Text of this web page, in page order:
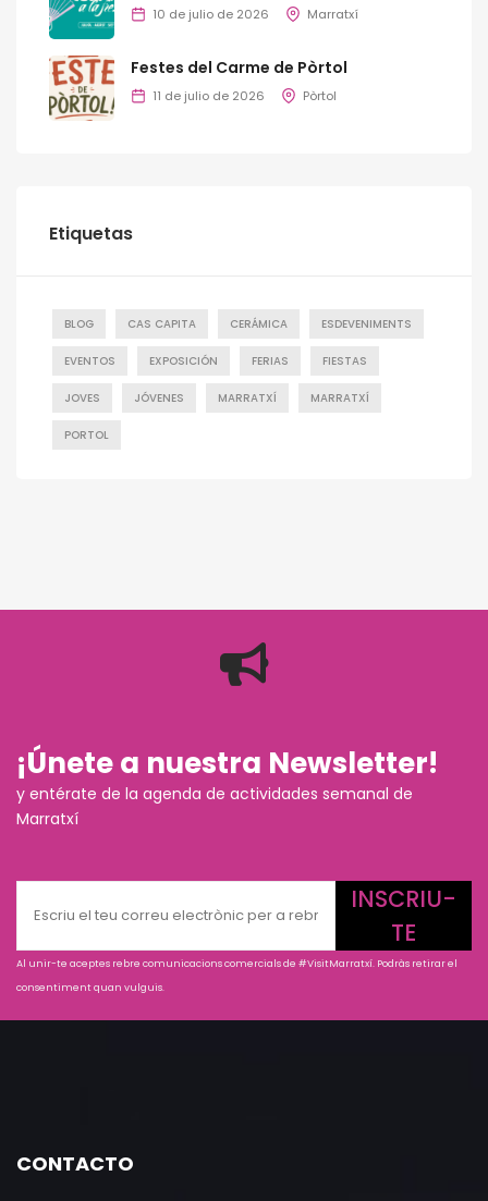
10 de julio de 2026 Marratxí
Festes del Carme de Pòrtol
11 de julio de 2026 Pòrtol
Etiquetas
BLOG CAS CAPITA CERÁMICA ESDEVENIMENTS
EVENTOS EXPOSICIÓN FERIAS FIESTAS
JOVES JÓVENES MARRATXÍ MARRATXÍ
PORTOL
¡Únete a nuestra Newsletter!
y entérate de la agenda de actividades semanal de
Marratxí
INSCRIU-
TE
Al unir-te aceptes rebre comunicacions comercials de #VisitMarratxí. Podràs retirar el
consentiment quan vulguis.
CONTACTO